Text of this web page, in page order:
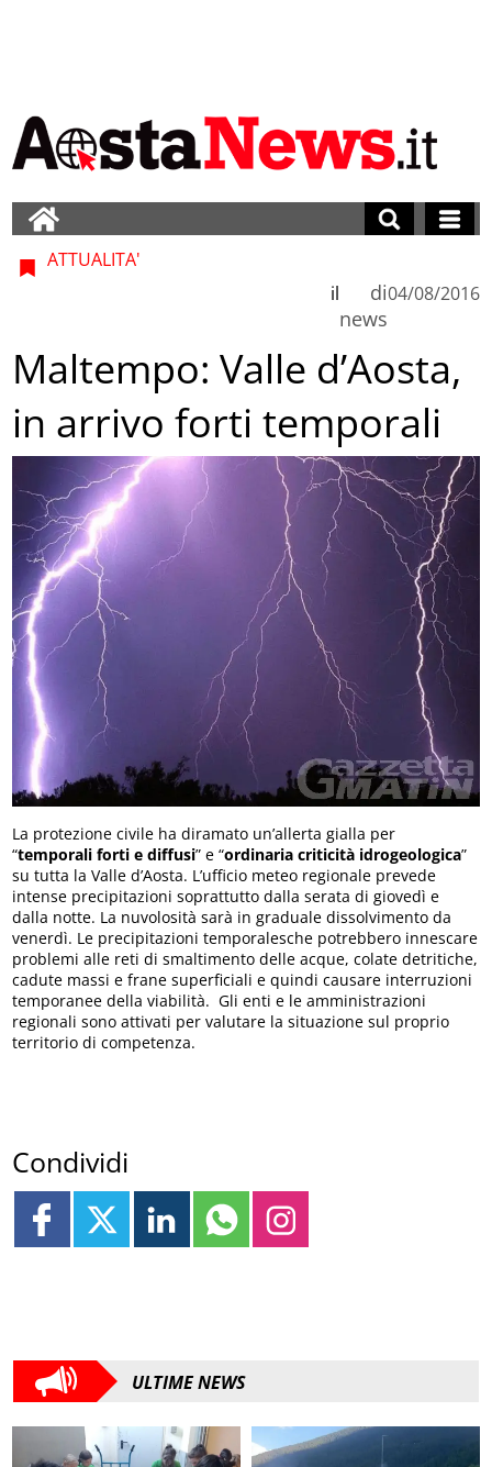
ATTUALITA'
di
news
il 04/08/2016
Maltempo: Valle d’Aosta,
in arrivo forti temporali
La protezione civile ha diramato un’allerta gialla per
“temporali forti e diffusi” e “ordinaria criticità idrogeologica”
su tutta la Valle d’Aosta. L’ufficio meteo regionale prevede
intense precipitazioni soprattutto dalla serata di giovedì e
dalla notte. La nuvolosità sarà in graduale dissolvimento da
venerdì. Le precipitazioni temporalesche potrebbero innescare
problemi alle reti di smaltimento delle acque, colate detritiche,
cadute massi e frane superficiali e quindi causare interruzioni
temporanee della viabilità. Gli enti e le amministrazioni
regionali sono attivati per valutare la situazione sul proprio
territorio di competenza.
Condividi
ULTIME NEWS